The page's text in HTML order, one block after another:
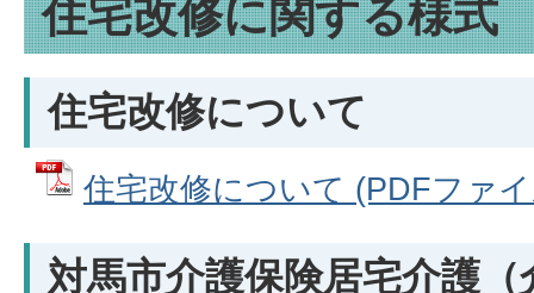
住宅改修に関する様式
住宅改修について
住宅改修について (PDFファ
対馬市介護保険居宅介護